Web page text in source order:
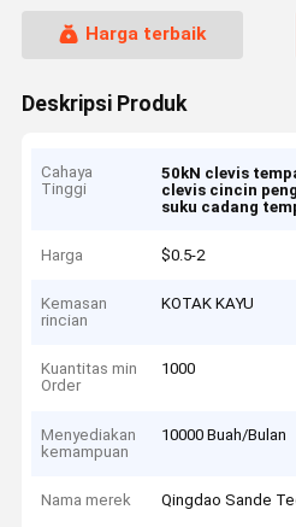
Harga terbaik
Deskripsi Produk
Cahaya
Tinggi
50kN clevis
clevis cincin
suku cadang
Harga $0.5-2
Kemasan
rincian
KOTAK KAYU
Kuantitas min
Order
1000
Menyediakan
kemampuan
10000 Buah/Bulan
Nama merek Qingdao Sande